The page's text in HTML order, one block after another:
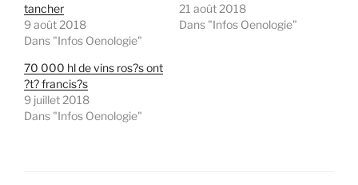
tancher
9 août 2018
Dans "Infos Oenologie"
21 août 2018
Dans "Infos Oenologie"
70 000 hl de vins ros?s ont
?t? francis?s
9 juillet 2018
Dans "Infos Oenologie"